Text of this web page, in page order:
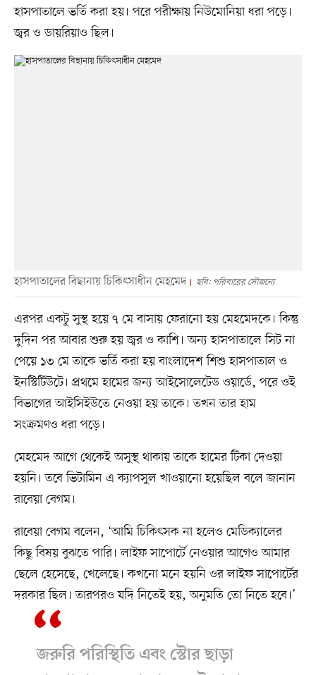
হাসপাতালে ভর্তি করা হয়। পরে পরীক্ষায় নিউমোনিয়া ধরা পড়ে।
জ্বর ও ডায়রিয়াও ছিল।
হাসপাতালের বিছানায় চিকিৎসাধীন মেহমেদ ছবি: পরিবারের সৌজন্যে
এরপর একটু সুস্থ হয়ে ৭ মে বাসায় ফেরানো হয় মেহমেদকে। কিন্তু
দুদিন পর আবার শুরু হয় জ্বর ও কাশি। অন্য হাসপাতালে সিট না
পেয়ে ১৩ মে তাকে ভর্তি করা হয় বাংলাদেশ শিশু হাসপাতাল ও
ইনস্টিটিউটে। প্রথমে হামের জন্য আইসোলেটেড ওয়ার্ডে, পরে ওই
বিভাগের আইসিইউতে নেওয়া হয় তাকে। তখন তার হাম
সংক্রমণও ধরা পড়ে।
মেহমেদ আগে থেকেই অসুস্থ থাকায় তাকে হামের টিকা দেওয়া
হয়নি। তবে ভিটামিন এ ক্যাপসুল খাওয়ানো হয়েছিল বলে জানান
রাবেয়া বেগম।
রাবেয়া বেগম বলেন, ‘আমি চিকিৎসক না হলেও মেডিক্যালের
কিছু বিষয় বুঝতে পারি। লাইফ সাপোর্টে নেওয়ার আগেও আমার
ছেলে হেসেছে, খেলেছে। কখনো মনে হয়নি ওর লাইফ সাপোর্টের
দরকার ছিল। তারপরও যদি নিতেই হয়, অনুমতি তো নিতে হবে।’
জরুরি পরিস্থিতি এবং স্টোর ছাড়া